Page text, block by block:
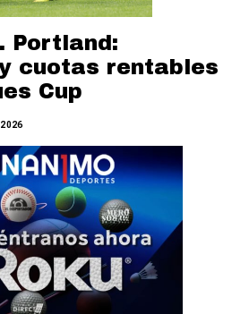
Portland:
cuotas rentables
Cup